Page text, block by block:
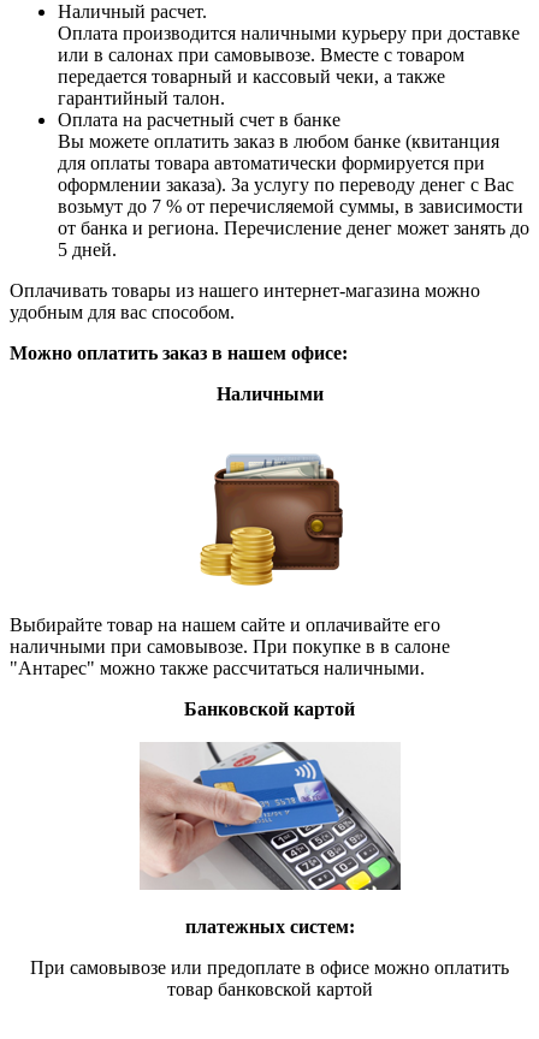
Наличный расчет.
Оплата производится наличными курьеру при доставке
или в салонах при самовывозе. Вместе с товаром
передается товарный и кассовый чеки, а также
гарантийный талон.
Оплата на расчетный счет в банке
Вы можете оплатить заказ в любом банке (квитанция
для оплаты товара автоматически формируется при
оформлении заказа). За услугу по переводу денег с Вас
возьмут до 7 % от перечисляемой суммы, в зависимости
от банка и региона. Перечисление денег может занять до
5 дней.
Оплачивать товары из нашего интернет-магазина можно
удобным для вас способом.
Можно оплатить заказ в нашем офисе:
Наличными
Выбирайте товар на нашем сайте и оплачивайте его
наличными при самовывозе. При покупке в в салоне
"Антарес" можно также рассчитаться наличными.
Банковской картой
платежных систем:
При самовывозе или предоплате в офисе можно оплатить
товар банковской картой